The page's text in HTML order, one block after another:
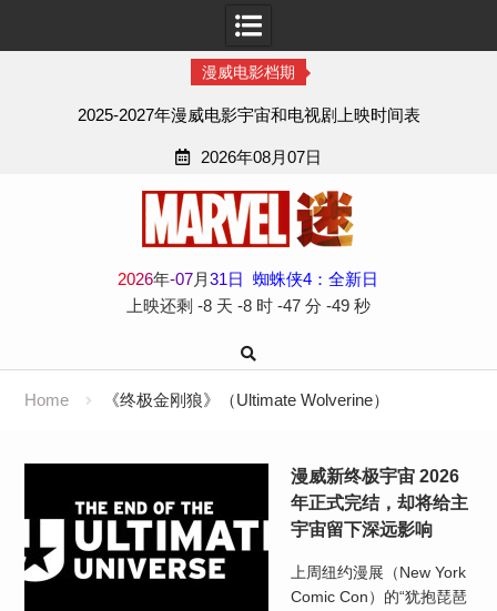
漫威电影档期
2025-2027年漫威电影宇宙和电视剧上映时间表
2026年08月07日
2026年-07月31日
蜘蛛侠4：全新日
上映还剩 -8 天 -8 时 -47 分 -49 秒
Home 《终极金刚狼》（Ultimate Wolverine）
漫威新终极宇宙 2026
年正式完结，却将给主
宇宙留下深远影响
上周纽约漫展（New York
Comic Con）的“犹抱琵琶